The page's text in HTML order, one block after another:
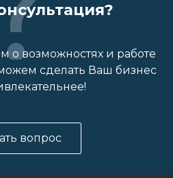
о возможностях и работе
сделать Ваш бизнес
вопрос